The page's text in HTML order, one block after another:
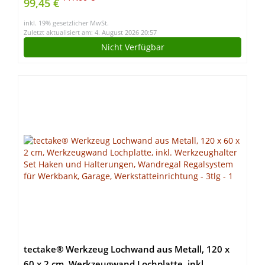
Transportroller mit Schubfächern –
Werkstattbrett/Rollbrett
99,45 €
inkl. 19% gesetzlicher MwSt.
Zuletzt aktualisiert am: 4. August 2026 20:57
Nicht Verfügbar
tectake® Werkzeug Lochwand aus Metall, 120 x